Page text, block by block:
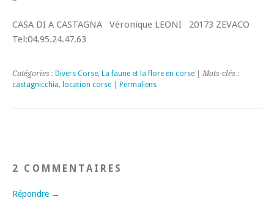
CASA DI A CASTAGNA Véronique LEONI 20173 ZEVACO
Tel:04.95.24.47.63
Catégories : Divers Corse, La faune et la flore en corse | Mots-clés :
castagnicchia, location corse Permaliens
2 COMMENTAIRES
Répondre →